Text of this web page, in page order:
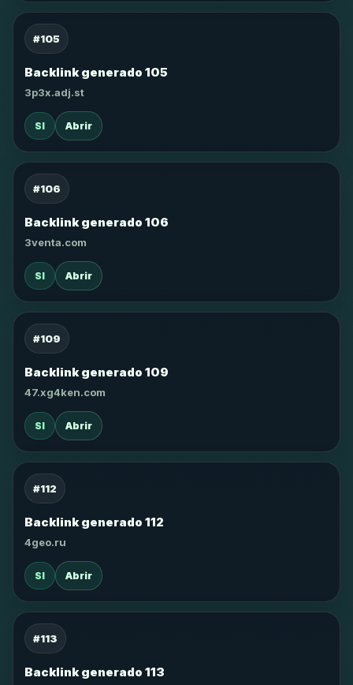
#105
Backlink generado 105
3p3x.adj.st
SI Abrir
#106
Backlink generado 106
3venta.com
SI Abrir
#109
Backlink generado 109
47.xg4ken.com
SI Abrir
#112
Backlink generado 112
4geo.ru
SI Abrir
#113
Backlink generado 113